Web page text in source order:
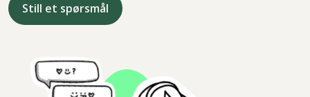
Still et spørsmål